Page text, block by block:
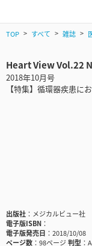
TOP すべて 雑誌
Heart View Vol.22
2018年10月号
【特集】循環器疾患に
出版社
メジカルビュー社
電子版ISBN
電子版発売日
2018/10/08
ページ数
98ページ判型